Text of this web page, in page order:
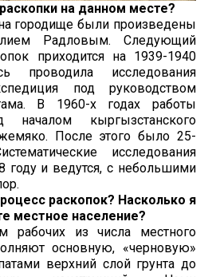
на данном месте?
городище были произведены
Радловым. Следующий
приходится на 1939-1940
проводила исследования
под руководством
В 1960-х годах работы
началом кыргызстанского
После этого было 25-
исследования
году и ведутся, с небольшими
раскопок? Насколько я
местное население?
из числа местного
основную, «черновую»
верхний слой грунта до